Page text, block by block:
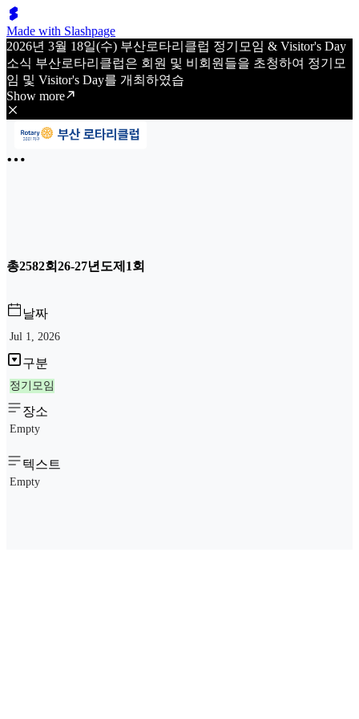
Made with Slashpage
2026년 3월 18일(수) 부산로타리클럽 정기모임 & Visitor's Day
소식 부산로타리클럽은 회원 및 비회원들을 초청하여 정기모
임 및 Visitor's Day를 개최하였습
Show more
총2582회26-27년도제1회
날짜
Jul 1, 2026
구분
정기모임
장소
Empty
텍스트
Empty